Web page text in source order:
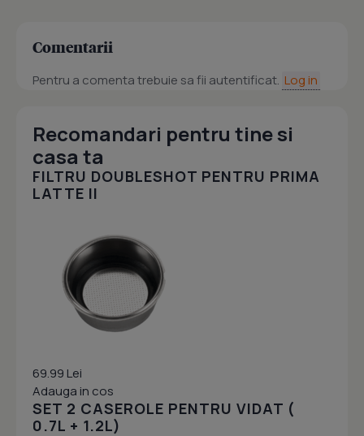
Comentarii
Pentru a comenta trebuie sa fii autentificat. Log in
Recomandari pentru tine si
casa ta
FILTRU DOUBLESHOT PENTRU PRIMA
LATTE II
69.99 Lei
Adauga in cos
SET 2 CASEROLE PENTRU VIDAT (
0.7L + 1.2L)